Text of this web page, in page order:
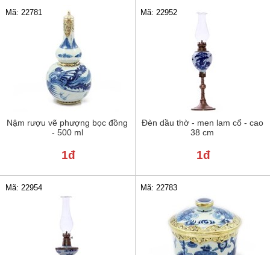
Nậm rượu vẽ phượng bọc đồng
- 500 ml
Mã: 22781
1đ
Đèn dầu thờ - men lam cổ - cao
38 cm
Mã: 22952
1đ
Mã: 22954 Mã: 22783